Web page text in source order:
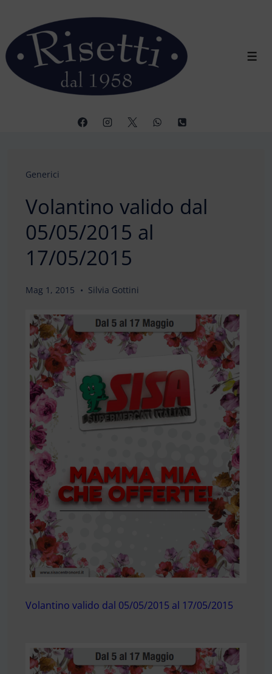
contenuto
principale
Generici
Volantino valido dal
05/05/2015 al
17/05/2015
Mag 1, 2015 Silvia Gottini
Volantino valido dal 05/05/2015 al 17/05/2015